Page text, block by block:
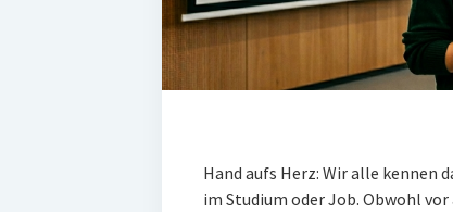
Hand aufs Herz: Wir alle kennen
im Studium oder Job. Obwohl